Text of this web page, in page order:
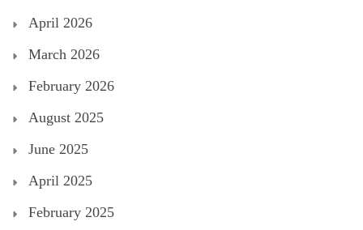
April 2026
March 2026
February 2026
August 2025
June 2025
April 2025
February 2025